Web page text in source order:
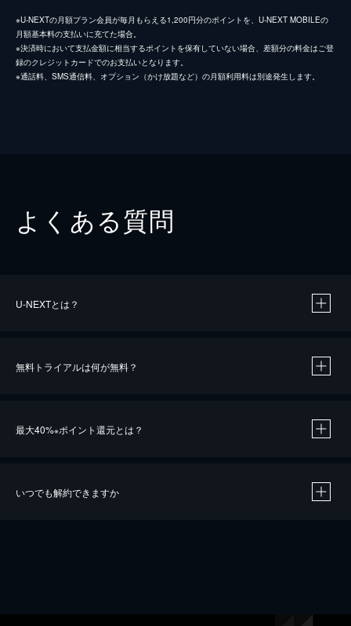
※U-NEXTの月額プラン会員が毎月もらえる1,200円分のポイントを、U-NEXT MOBILEの
月額基本料の支払いに充てた場合。
※決済時において支払金額に相当するポイントを保有していない場合、差額分の料金はご登
録のクレジットカードでのお支払いとなります。
※通話料、SMS通信料、オプション（かけ放題など）の月額利用料は別途発生します。
よくある質問
U-NEXTとは？
無料トライアルは何が無料？
最大40%※ポイント還元とは？
いつでも解約できますか